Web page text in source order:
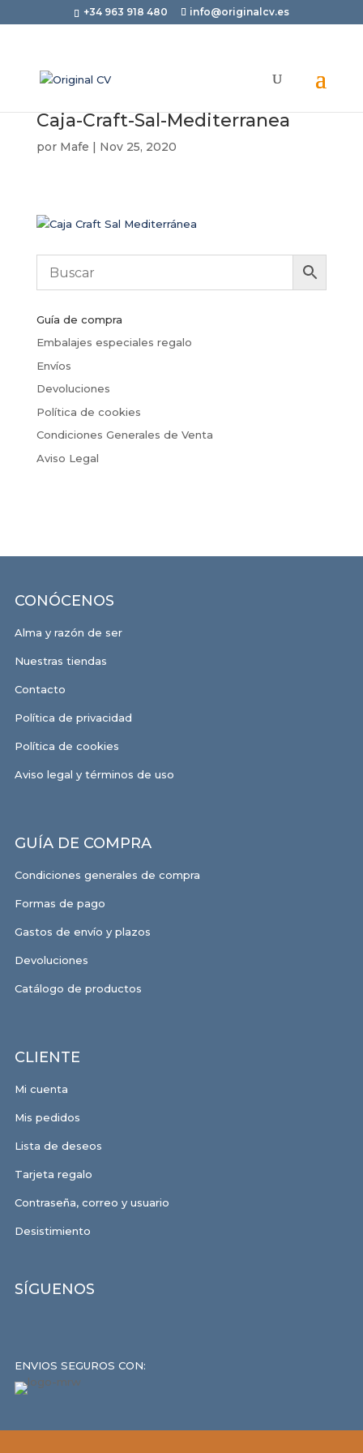
+34 963 918 480 info@originalcv.es
Caja-Craft-Sal-Mediterranea
por Mafe | Nov 25, 2020
Guía de compra
Embalajes especiales regalo
Envíos
Devoluciones
Política de cookies
Condiciones Generales de Venta
Aviso Legal
CONÓCENOS
Alma y razón de ser
Nuestras tiendas
Contacto
Política de privacidad
Política de cookies
Aviso legal y términos de uso
GUÍA DE COMPRA
Condiciones generales de compra
Formas de pago
Gastos de envío y plazos
Devoluciones
Catálogo de productos
CLIENTE
Mi cuenta
Mis pedidos
Lista de deseos
Tarjeta regalo
Contraseña, correo y usuario
Desistimiento
SÍGUENOS
ENVIOS SEGUROS CON: